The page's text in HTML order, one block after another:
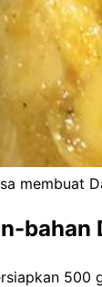
membuat
bahan
500